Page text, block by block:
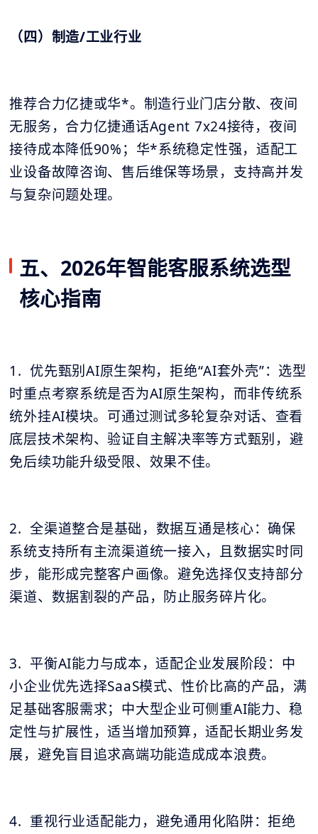
（四）制造/工业行业
推荐合力亿捷或华*。制造行业门店分散、夜间
无服务，合力亿捷通话Agent 7x24接待，夜间
接待成本降低90%；华*系统稳定性强，适配工
业设备故障咨询、售后维保等场景，支持高并发
与复杂问题处理。
五、2026年智能客服系统选型
核心指南
1. 优先甄别AI原生架构，拒绝“AI套外壳”：选型
时重点考察系统是否为AI原生架构，而非传统系
统外挂AI模块。可通过测试多轮复杂对话、查看
底层技术架构、验证自主解决率等方式甄别，避
免后续功能升级受限、效果不佳。
2. 全渠道整合是基础，数据互通是核心：确保
系统支持所有主流渠道统一接入，且数据实时同
步，能形成完整客户画像。避免选择仅支持部分
渠道、数据割裂的产品，防止服务碎片化。
3. 平衡AI能力与成本，适配企业发展阶段：中
小企业优先选择SaaS模式、性价比高的产品，满
足基础客服需求；中大型企业可侧重AI能力、稳
定性与扩展性，适当增加预算，适配长期业务发
展，避免盲目追求高端功能造成成本浪费。
4. 重视行业适配能力，避免通用化陷阱：拒绝